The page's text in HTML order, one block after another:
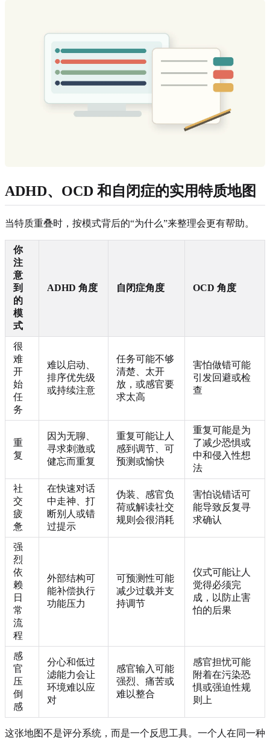
ADHD、OCD 和自闭症的实用特质地图
当特质重叠时，按模式背后的“为什么”来整理会更有帮助。
你
注
意
到
的
模
式
ADHD 角度 自闭症角度 OCD 角度
很
难
开
始
任
务
难以启动、
排序优先级
或持续注意
任务可能不够
清楚、太开
放，或感官要
求太高
害怕做错可能
引发回避或检
查
重
复
因为无聊、
寻求刺激或
健忘而重复
重复可能让人
感到调节、可
预测或愉快
重复可能是为
了减少恐惧或
中和侵入性想
法
社
交
疲
惫
在快速对话
中走神、打
断别人或错
过提示
伪装、感官负
荷或解读社交
规则会很消耗
害怕说错话可
能导致反复寻
求确认
强
烈
依
赖
日
常
流
程
外部结构可
能补偿执行
功能压力
可预测性可能
减少过载并支
持调节
仪式可能让人
觉得必须完
成，以防止害
怕的后果
感
官
压
倒
感
分心和低过
滤能力会让
环境难以应
对
感官输入可能
强烈、痛苦或
难以整合
感官担忧可能
附着在污染恐
惧或强迫性规
则上
这张地图不是评分系统，而是一个反思工具。一个人在同一种